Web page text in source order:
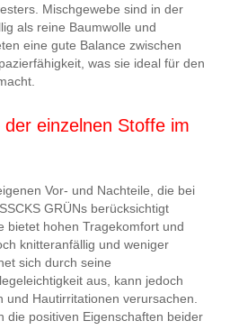
Mischgewebe sind in der
als reine Baumwolle und
eine gute Balance zwischen
was sie ideal für den
einzelnen Stoffe im
Vor- und Nachteile, die bei
GRÜNs berücksichtigt
bietet hohen Tragekomfort und
knitteranfällig und weniger
sich durch seine
aus, kann jedoch
und Hautirritationen verursachen.
die positiven Eigenschaften beider